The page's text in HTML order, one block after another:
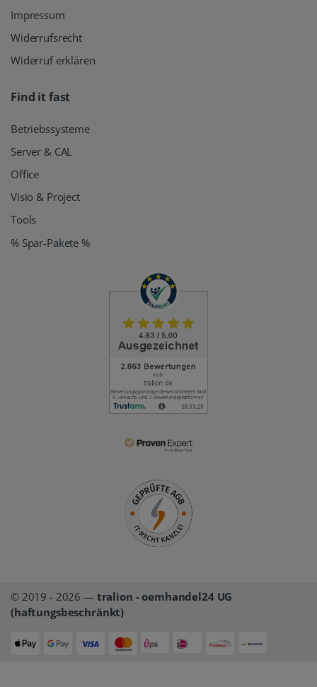
Impressum
Widerrufsrecht
Widerruf erklären
Find it fast
Betriebssysteme
Server & CAL
Office
Visio & Project
Tools
% Spar-Pakete %
© 2019 - 2026 — tralion - oemhandel24 UG
(haftungsbeschränkt)